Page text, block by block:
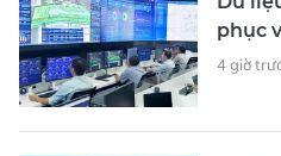
phục
4 giờ